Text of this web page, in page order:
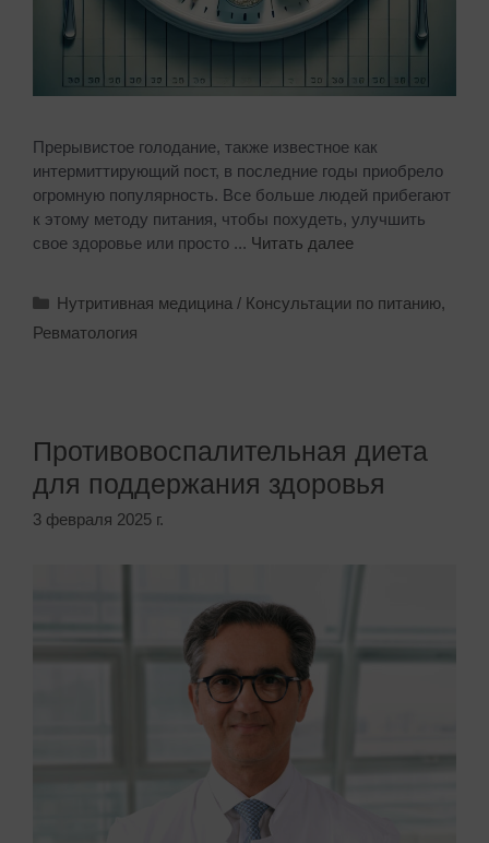
Прерывистое голодание, также известное как
интермиттирующий пост, в последние годы приобрело
огромную популярность. Все больше людей прибегают
к этому методу питания, чтобы похудеть, улучшить
свое здоровье или просто ... Читать далее
Нутритивная медицина / Консультации по питанию,
Ревматология
Противовоспалительная диета
для поддержания здоровья
3 февраля 2025 г.